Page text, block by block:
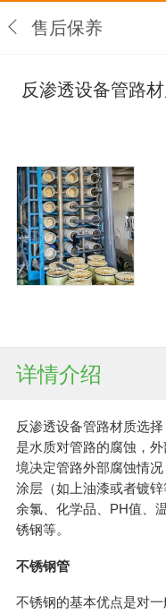
售后保养
反渗透设备管路
详情介绍
反渗透设备管路材质选
是水质对管路的腐蚀，
境决定管路外部腐蚀情
涂层（如上油漆或者镀
余氯、化学品、PH值、
锈钢等。
不锈钢管
不锈钢的基本优点是对